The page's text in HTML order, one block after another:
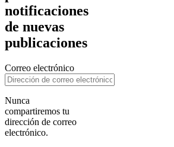
notificaciones
de nuevas
publicaciones
Correo electrónico
Nunca
compartiremos tu
dirección de correo
electrónico.